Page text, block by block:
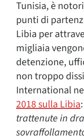
Tunisia, è
punti di
Libia per
migliaia
detenzione,
non troppo
International
2018 sulla Libia:
trattenute in